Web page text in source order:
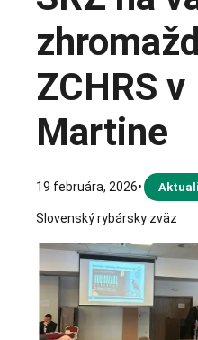
ZCHRS v
Martine
19 februára, 2026•
Slovenský rybársky zväz